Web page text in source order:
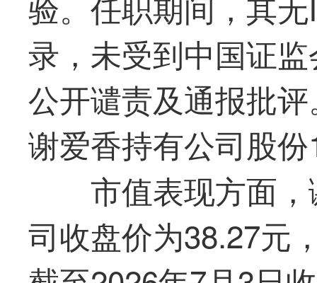
录，未受到中国证
公开谴责及通报批
谢爱香持有公司股
市值表现方面
司收盘价为38.27元